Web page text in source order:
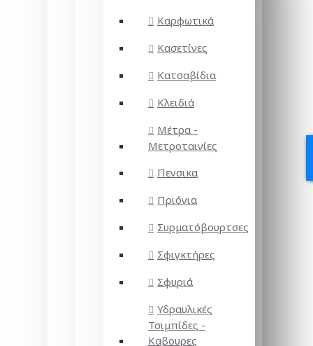
Καρφωτικά
Κασετίνες
Κατσαβίδια
Κλειδιά
Μέτρα -
Μετροταινίες
Πενσικα
Πριόνια
Συρματόβουρτσες
Σφιγκτήρες
Σφυριά
Υδραυλικές
Τσιμπίδες -
Καβουρες